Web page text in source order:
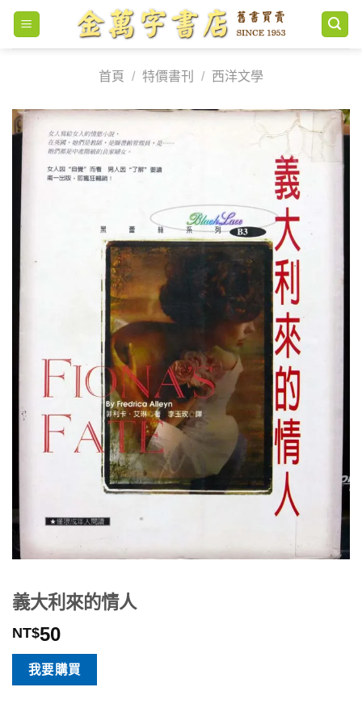
Skip
content
首頁
/ 特價書刊 / 西洋文學
義大利來的情人
NT$50
我要購買